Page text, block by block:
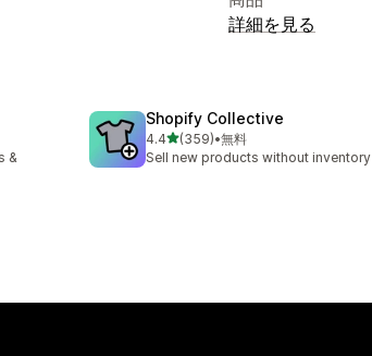
詳細を見る
&
Shopify Collective
4.45つ星中
(359)
合計レビュー数：359件
•無料
Sell new products without inventory